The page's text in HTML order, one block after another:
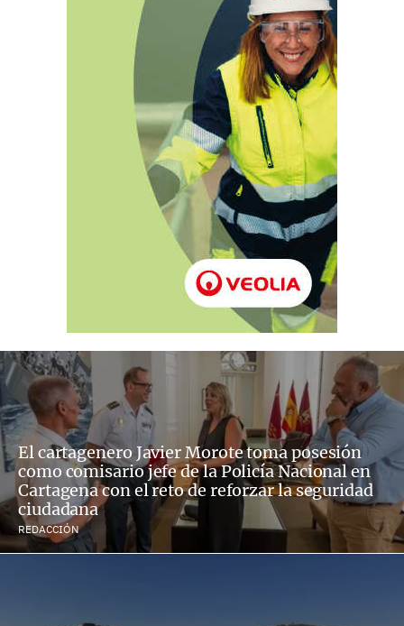
El cartagenero Javier Morote toma posesión
como comisario jefe de la Policía Nacional en
Cartagena con el reto de reforzar la seguridad
ciudadana
REDACCIÓN